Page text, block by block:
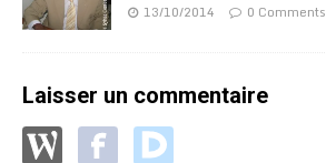
13/10/2014 0 Comments
Laisser un commentaire